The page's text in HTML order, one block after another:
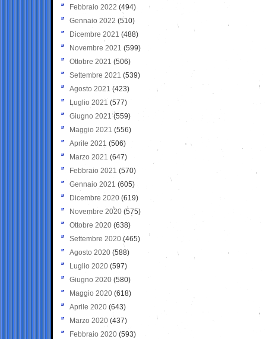
Febbraio 2022 (494)
Gennaio 2022 (510)
Dicembre 2021 (488)
Novembre 2021 (599)
Ottobre 2021 (506)
Settembre 2021 (539)
Agosto 2021 (423)
Luglio 2021 (577)
Giugno 2021(559)
Maggio 2021 (556)
Aprile 2021 (506)
Marzo 2021 (647)
Febbraio 2021 (570)
Gennaio 2021 (605)
Dicembre 2020 (619)
Novembre 2020 (575)
Ottobre 2020 (638)
Settembre 2020(465)
Agosto 2020 (588)
Luglio 2020 (597)
Giugno 2020 (580)
Maggio 2020 (618)
Aprile 2020 (643)
Marzo 2020 (437)
Febbraio 2020 (593)